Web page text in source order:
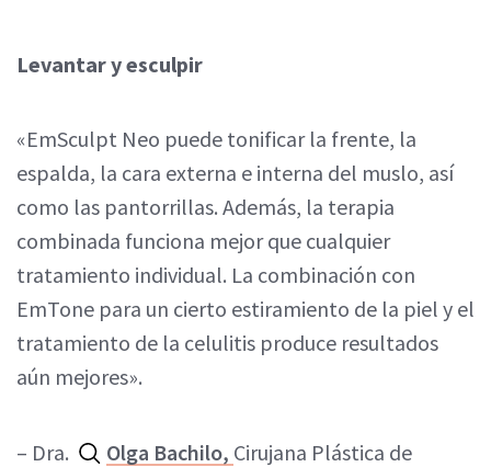
Levantar y esculpir
«EmSculpt Neo puede tonificar la frente, la
espalda, la cara externa e interna del muslo, así
como las pantorrillas. Además, la terapia
combinada funciona mejor que cualquier
tratamiento individual. La combinación con
EmTone para un cierto estiramiento de la piel y el
tratamiento de la celulitis produce resultados
aún mejores».
– Dra. Olga Bachilo, Cirujana Plástica de